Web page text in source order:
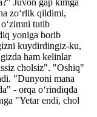
zo‘rlik qildimi,
tutib
yoniga borib
kuydirdingiz-ku,
ham kelinlar
cholsiz". "Oshiq"
"Dunyo­ni mana
- orqa o‘rindiqda
"Yetar endi, chol